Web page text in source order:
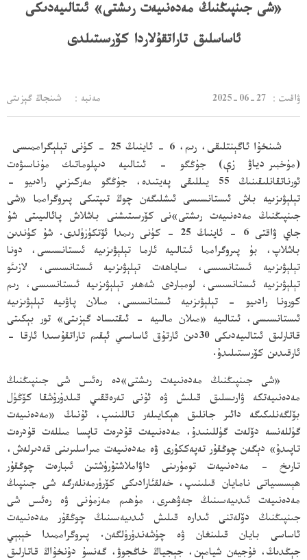
«شى جىنپىڭنىڭ مەدەنىيەت رىشتى» ئىتالىيەدىكى
ئاساسلىق تاراتقۇلاردا كۆرسىتىلدى
2025-06-27 ：ۋاقىت مەنبە： شىنجاڭ گېزىتى
شىنخۇا ئاگېنتلىقى، رىم، 6 - ئاينىڭ 25 - كۈنى تېلېگراممىسى
(مۇخبىر دياۋ زې) جۇڭگو - ئىتالىيە دىپلوماتىك مۇناسىۋەت
ئورناتقانلىقىنىڭ 55 يىللىقى پەيتىدە، جۇڭگو مەركىزىي رادىيو -
تېلېۋىزىيە باش ئىستانسىسى ئىشلىگەن چوڭ تىپتىكى پىروگرامما «شى
جىنپىڭنىڭ مەدەنىيەت رىشتى»نى كۆرسىتىشنى باشلاش پائالىيىتى شۇ
جاي ۋاقتى 6 - ئاينىڭ 25 - كۈنى رىمدا ئۆتكۈزۈلدى. شۇ كۈندىن
باشلاپ، بۇ پىروگرامما ئىتالىيە ئارما تېلېۋىزىيە ئىستانسىسى، دونا
تېلېۋىزىيە ئىستانسىسى، ساياھەت تېلېۋىزىيە ئىستانسىسى، لازىئو
تېلېۋىزىيە ئىستانسىسى، لومباردى شەھەر تېلېۋىزىيە ئىستانسىسى، رىم
كورونا رادىيو - تېلېۋىزىيە ئىستانسىسى، مىلان پاۋىيە تېلېۋىزىيە
ئىستانسىسى، ئىتالىيە «مىلان مالىيە - ئىقتىساد گېزىتى» تور بېكىتى
قاتارلىق ئىتالىيەدىكى 30دىن ئارتۇق ئاساسىي ئېقىم تاراتقۇسىدا ئارقا -
ئارقىدىن كۆرسىتىلىدۇ.
«شى جىنپىڭنىڭ مەدەنىيەت رىشتى»دە رەئىس شى جىنپىڭنىڭ
مەدەنىيەتكە ۋارىسلىق قىلىش ۋە ئۇنى تەرەققىي قىلدۇرۇشقا كۆڭۈل
بۆلگەنلىكىگە دائىر جانلىق ھېكايىلەر تاللىنىپ، ئۇنىڭ «مەدەنىيەت
گۈللەنسە دۆلەت گۈللىنىدۇ، مەدەنىيەت قۇدرەت تاپسا مىللەت قۇدرەت
تاپىدۇ» دېگەن چوڭقۇر تەپەككۇرى ۋە مەدەنىيەت مىراسلىرىنى قەدىرلەش،
تارىخ - مەدەنىيەت تومۇرىنى داۋاملاشتۇرۇشتىن ئىبارەت چوڭقۇر
ھېسسىياتى نامايان قىلىنىپ، خەلقئارادىكى كۆرۈرمەنلەرگە شى جىنپىڭ
مەدەنىيەت ئىدىيەسىنىڭ جەۋھىرى، مۇھىم مەزمۇنى ۋە رەئىس شى
جىنپىڭنىڭ دۆلەتنى ئىدارە قىلىش ئىدىيەسىنىڭ چوڭقۇر مەدەنىيەت
ئاساسى بايان قىلىنغان ۋە چۈشەندۈرۈلگەن. پىروگراممىدا خېبېي
جېڭدىڭ، فۇجيەن شيامېن، جېجياڭ خاڭجوۋ، گەنسۇ دۇنخۇاڭ قاتارلىق